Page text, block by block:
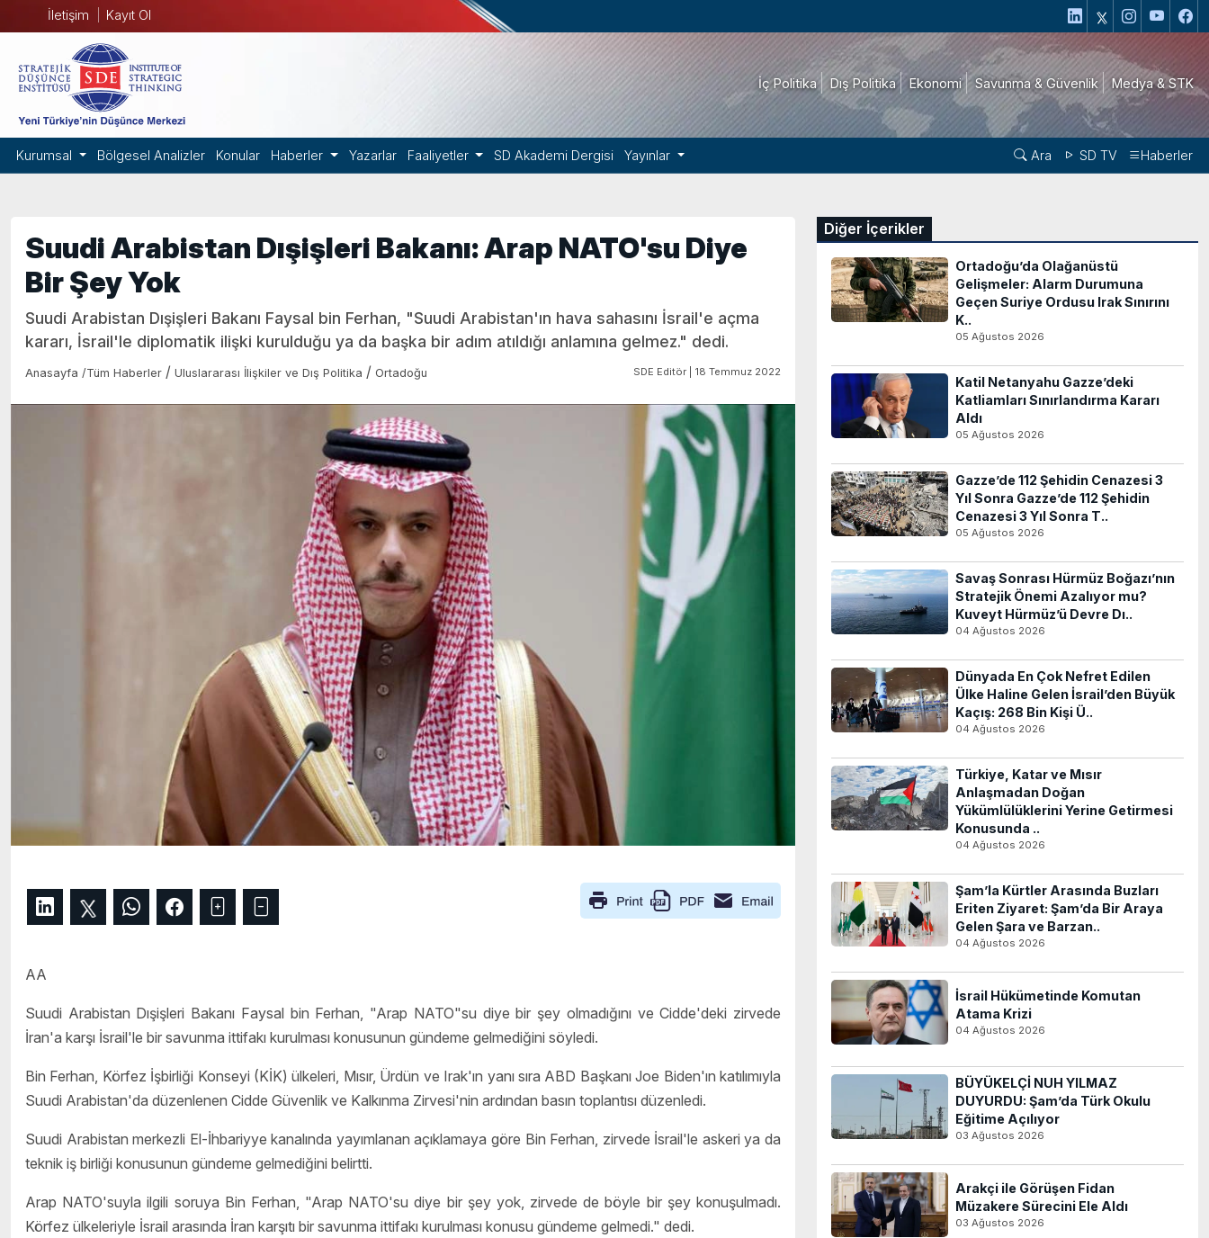
İletişim Kayıt Ol
İç Politika Dış Politika Ekonomi Savunma & Güvenlik Medya & STK
Kurumsal Bölgesel Analizler Konular Haberler Yazarlar Faaliyetler SD Akademi Dergisi Yayınlar Ara SD TV Haberler
Suudi Arabistan Dışişleri Bakanı: Arap NATO'su Diye
Bir Şey Yok
Suudi Arabistan Dışişleri Bakanı Faysal bin Ferhan, "Suudi Arabistan'ın hava sahasını İsrail'e açma
kararı, İsrail'le diplomatik ilişki kurulduğu ya da başka bir adım atıldığı anlamına gelmez." dedi.
Anasayfa /Tüm Haberler / Uluslararası İlişkiler ve Dış Politika / Ortadoğu SDE Editör | 18 Temmuz 2022
AA
Suudi Arabistan Dışişleri Bakanı Faysal bin Ferhan, "Arap NATO"su diye bir şey olmadığını ve Cidde'deki zirvede
İran'a karşı İsrail'le bir savunma ittifakı kurulması konusunun gündeme gelmediğini söyledi.
Bin Ferhan, Körfez İşbirliği Konseyi (KİK) ülkeleri, Mısır, Ürdün ve Irak'ın yanı sıra ABD Başkanı Joe Biden'ın katılımıyla
Suudi Arabistan'da düzenlenen Cidde Güvenlik ve Kalkınma Zirvesi'nin ardından basın toplantısı düzenledi.
Suudi Arabistan merkezli El-İhbariyye kanalında yayımlanan açıklamaya göre Bin Ferhan, zirvede İsrail'le askeri ya da
teknik iş birliği konusunun gündeme gelmediğini belirtti.
Arap NATO'suyla ilgili soruya Bin Ferhan, "Arap NATO'su diye bir şey yok, zirvede de böyle bir şey konuşulmadı.
Körfez ülkeleriyle İsrail arasında İran karşıtı bir savunma ittifakı kurulması konusu gündeme gelmedi." dedi.
Diğer İçerikler
Ortadoğu’da Olağanüstü
Gelişmeler: Alarm Durumuna
Geçen Suriye Ordusu Irak Sınırını
K..
05 Ağustos 2026
Katil Netanyahu Gazze’deki
Katliamları Sınırlandırma Kararı
Aldı
05 Ağustos 2026
Gazze’de 112 Şehidin Cenazesi 3
Yıl Sonra Gazze’de 112 Şehidin
Cenazesi 3 Yıl Sonra T..
05 Ağustos 2026
Savaş Sonrası Hürmüz Boğazı’nın
Stratejik Önemi Azalıyor mu?
Kuveyt Hürmüz’ü Devre Dı..
04 Ağustos 2026
Dünyada En Çok Nefret Edilen
Ülke Haline Gelen İsrail’den Büyük
Kaçış: 268 Bin Kişi Ü..
04 Ağustos 2026
Türkiye, Katar ve Mısır
Anlaşmadan Doğan
Yükümlülüklerini Yerine Getirmesi
Konusunda ..
04 Ağustos 2026
Şam’la Kürtler Arasında Buzları
Eriten Ziyaret: Şam’da Bir Araya
Gelen Şara ve Barzan..
04 Ağustos 2026
İsrail Hükümetinde Komutan
Atama Krizi
04 Ağustos 2026
BÜYÜKELÇİ NUH YILMAZ
DUYURDU: Şam’da Türk Okulu
Eğitime Açılıyor
03 Ağustos 2026
Arakçi ile Görüşen Fidan
Müzakere Sürecini Ele Aldı
03 Ağustos 2026